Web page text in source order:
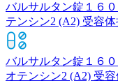
バルサルタン錠１６０
テンシン2 (A2) 受容
バルサルタン錠１６０
オテンシン2 (A2) 受